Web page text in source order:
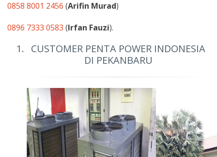
0858 8001 2456 (Arifin Murad)
0896 7333 0583 (Irfan Fauzi).
CUSTOMER PENTA POWER INDONESIA
DI PEKANBARU